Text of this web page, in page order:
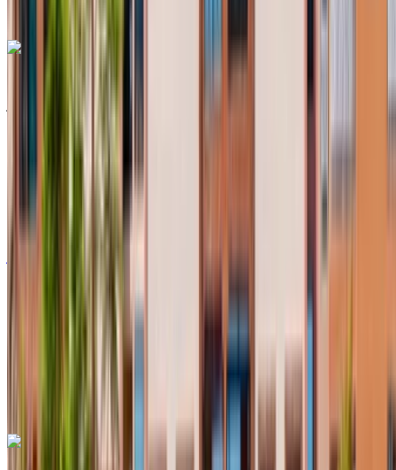
رينو كليو 2023
مطار أغادير, أغادير
أوروبية
درهم مغربي 550
/ يوم
غير محدود
التأمين مشمول
ناقل حركة أوتوماتيكي
توصيل مجاني